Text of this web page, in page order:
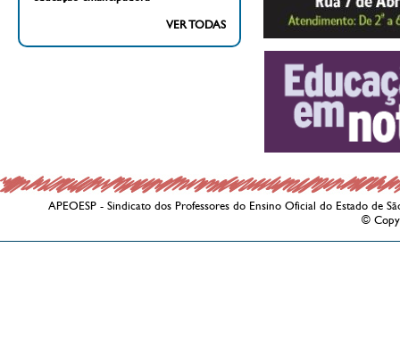
VER TODAS
APEOESP - Sindicato dos Professores do Ensino Oficial do Estado de
©